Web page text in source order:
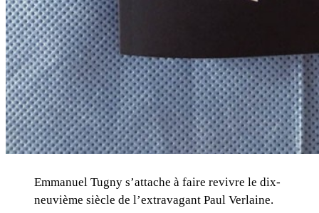
Emmanuel Tugny s’attache à faire revivre le dix-
neuvième siècle de l’extravagant Paul Verlaine.